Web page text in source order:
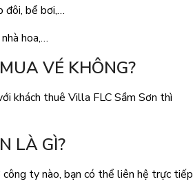
đôi, bể bơi,…
hoa,…
VÉ KHÔNG?
khách thuê Villa FLC Sầm Sơn thì
LÀ GÌ?
ty nào, bạn có thể liên hệ trực tiếp